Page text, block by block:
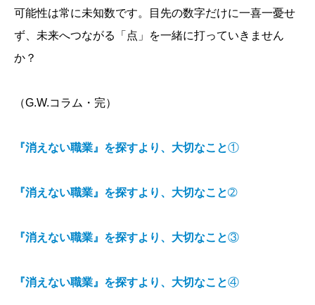
可能性は常に未知数です。目先の数字だけに一喜一憂せ
ず、未来へつながる「点」を一緒に打っていきません
か？
（G.W.コラム・完）
『消えない職業』を探すより、大切なこと①
『消えない職業』を探すより、大切なこと➁
『消えない職業』を探すより、大切なこと③
『消えない職業』を探すより、大切なこと④